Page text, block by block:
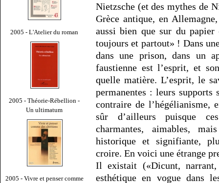
2005 - L'Atelier du roman
2005 - Théorie-Rébellion -
Un ultimatum
2005 - Vivre et penser comme
Nietzsche (et des mythes de
Grèce antique, en
aussi bien que sur du
toujours et partout» ! Dans
dans une prison, dans un
faustienne est l’esprit, et
quelle matière. L’esprit, le
permanentes : leurs supports
contraire de l’hégélianisme,
sûr d’ailleurs puisque
charmantes, aimables,
historique et signifiante,
croire. En voici une étrange
Il existait («Dicunt,
esthétique en vogue dans